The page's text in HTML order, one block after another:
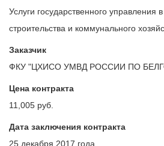
Услуги государственного управления
строительства и коммунального
Заказчик
ФКУ "ЦХИСО УМВД РОССИИ ПО
Цена контракта
11,005 руб.
Дата заключения контракта
25 декабря 2017 года